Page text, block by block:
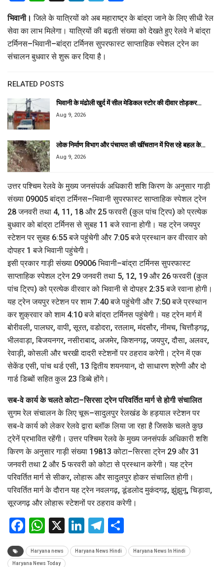
भिवानी। जिले के यात्रियों को अब महाराष्ट्र के बांद्रा जाने के लिए सीधी रेल
सेवा का लाभ मिलेगा। यात्रियों की बढ़ती संख्या को देखते हुए रेलवे ने बांद्रा
टर्मिनस–भिवानी–बांद्रा टर्मिनस सुपरफास्ट साप्ताहिक स्पेशल ट्रेन का
संचालन बुधवार से शुरू कर दिया है।
RELATED POSTS
भिवानी के मंढोली खुर्द में सील मेडिकल स्टोर की दीवार तोड़कर…
Aug 9, 2026
लोक निर्माण विभाग और पंचायत की खींचतान में पिस रहे बहल के…
Aug 9, 2026
उत्तर पश्चिम रेलवे के मुख्य जनसंपर्क अधिकारी शशि किरण के अनुसार गाड़ी
संख्या 09005 बांद्रा टर्मिनस–भिवानी सुपरफास्ट साप्ताहिक स्पेशल ट्रेन
28 जनवरी तथा 4, 11, 18 और 25 फरवरी (कुल पांच ट्रिप) को प्रत्येक
बुधवार को बांद्रा टर्मिनस से सुबह 11 बजे रवाना होगी। यह ट्रेन जयपुर
स्टेशन पर सुबह 6:55 बजे पहुंचेगी और 7:05 बजे प्रस्थान कर वीरवार को
दोपहर 1 बजे भिवानी पहुंचेगी।
इसी प्रकार गाड़ी संख्या 09006 भिवानी–बांद्रा टर्मिनस सुपरफास्ट
साप्ताहिक स्पेशल ट्रेन 29 जनवरी तथा 5, 12, 19 और 26 फरवरी (कुल
पांच ट्रिप) को प्रत्येक वीरवार को भिवानी से दोपहर 2:35 बजे रवाना होगी।
यह ट्रेन जयपुर स्टेशन पर शाम 7:40 बजे पहुंचेगी और 7:50 बजे प्रस्थान
कर शुक्रवार को शाम 4:10 बजे बांद्रा टर्मिनस पहुंचेगी। यह ट्रेन मार्ग में
बोरीवली, पालघर, वापी, सूरत, वडोदरा, रतलाम, मंदसौर, नीमच, चित्तौड़गढ़,
भीलवाड़ा, बिजयनगर, नसीराबाद, अजमेर, किशनगढ़, जयपुर, दौसा, अलवर,
रेवाड़ी, कोसली और चरखी दादरी स्टेशनों पर ठहराव करेगी। ट्रेन में एक
सेकेंड एसी, पांच थर्ड एसी, 13 द्वितीय शयनयान, दो साधारण श्रेणी और दो
गार्ड डिब्बों सहित कुल 23 डिब्बे होंगे।
सब-वे कार्य के चलते कोटा–सिरसा ट्रेन परिवर्तित मार्ग से होगी संचालित
सुगम रेल संचालन के लिए चूरू–सादुलपुर रेलखंड के हड़याल स्टेशन पर
सब-वे कार्य को लेकर रेलवे द्वारा ब्लॉक लिया जा रहा है जिसके चलते कुछ
ट्रेनें प्रभावित रहेंगी। उत्तर पश्चिम रेलवे के मुख्य जनसंपर्क अधिकारी शशि
किरण के अनुसार गाड़ी संख्या 19813 कोटा–सिरसा ट्रेन 29 और 31
जनवरी तथा 2 और 5 फरवरी को कोटा से प्रस्थान करेगी। यह ट्रेन
परिवर्तित मार्ग से सीकर, लोहारू और सादुलपुर होकर संचालित होगी।
परिवर्तित मार्ग के दौरान यह ट्रेन नवलगढ़, डूंडलोद मुकंदगढ़, झुंझुनू, चिड़ावा,
सूरजगढ़ और लोहारू स्टेशनों पर ठहराव करेगी।
Facebook
WhatsApp
X LinkedIn
Telegram
Haryana news Haryana News Hindi Haryana News In Hindi
Haryana News Today